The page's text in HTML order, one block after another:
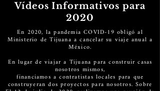
Vídeos Informativos para
2020
En 2020, la pandemia COVID-19 obligó al
Ministerio de Tijuana a cancelar su viaje anual a
México.
En lugar de viajar a Tijuana para construir casas
nosotros mismos,
financiamos a contratistas locales para que
construyeran dos proyectos para nosotros. Sobre